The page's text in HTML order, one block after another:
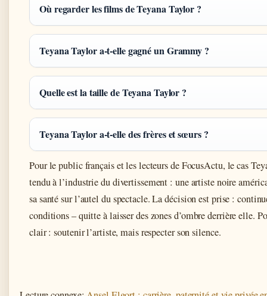
Où regarder les films de Teyana Taylor ?
Teyana Taylor a-t-elle gagné un Grammy ?
Quelle est la taille de Teyana Taylor ?
Teyana Taylor a-t-elle des frères et sœurs ?
Pour le public français et les lecteurs de FocusActu, le cas
tendu à l’industrie du divertissement : une artiste noire
sa santé sur l’autel du spectacle. La décision est prise :
conditions – quitte à laisser des zones d’ombre derrière elle.
clair : soutenir l’artiste, mais respecter son silence.